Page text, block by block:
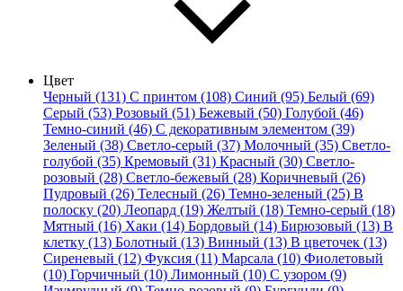
Цвет
Черный (131) С принтом (108) Синий (95) Белый (69)
Серый (53) Розовый (51) Бежевый (50) Голубой (46)
Темно-синий (46) С декоративным элементом (39)
Зеленый (38) Светло-серый (37) Молочный (35) Светло-
голубой (35) Кремовый (31) Красный (30) Светло-
розовый (28) Светло-бежевый (28) Коричневый (26)
Пудровый (26) Телесный (26) Темно-зеленый (25) В
полоску (20) Леопард (19) Желтый (18) Темно-серый (18)
Мятный (16) Хаки (14) Бордовый (14) Бирюзовый (13) В
клетку (13) Болотный (13) Винный (13) В цветочек (13)
Сиреневый (12) Фуксия (11) Марсала (10) Фиолетовый
(10) Горчичный (10) Лимонный (10) С узором (9)